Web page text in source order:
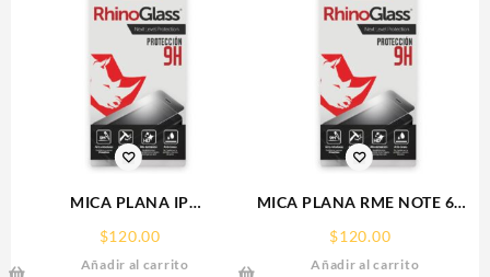
MICA PLANA IP
9H RHINOGLASS
$120.00
Añadir al carrito
MICA PLANA RME NOTE 60
$120.00
Añadir al carrito